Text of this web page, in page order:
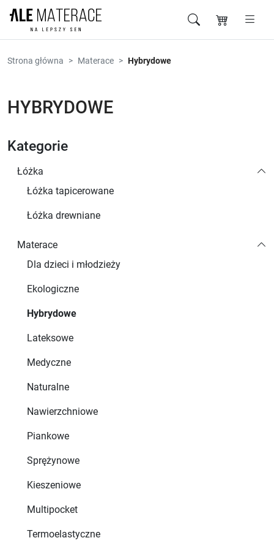
Przejdź do zawartości
Strona główna Materace Hybrydowe
HYBRYDOWE
Kategorie
Łóżka
Łóżka tapicerowane
Łóżka drewniane
Materace
Dla dzieci i młodzieży
Ekologiczne
Hybrydowe
Lateksowe
Medyczne
Naturalne
Nawierzchniowe
Piankowe
Sprężynowe
Kieszeniowe
Multipocket
Termoelastyczne